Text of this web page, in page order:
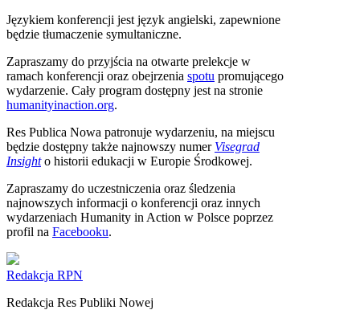
Językiem konferencji jest język angielski, zapewnione
będzie tłumaczenie symultaniczne.
Zapraszamy do przyjścia na otwarte prelekcje w
ramach konferencji oraz obejrzenia spotu promującego
wydarzenie. Cały program dostępny jest na stronie
humanityinaction.org.
Res Publica Nowa patronuje wydarzeniu, na miejscu
będzie dostępny także najnowszy numer Visegrad
Insighto historii edukacji w Europie Środkowej.
Zapraszamy do uczestniczenia oraz śledzenia
najnowszych informacji o konferencji oraz innych
wydarzeniach Humanity in Action w Polsce poprzez
profil na Facebooku.
Redakcja RPN
Redakcja Res Publiki Nowej